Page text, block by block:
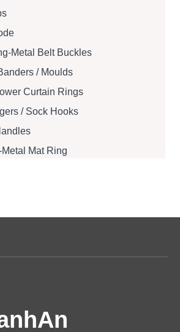
Metal Belt Buckles
/ Moulds
Curtain Rings
/ Sock Hooks
Mat Ring